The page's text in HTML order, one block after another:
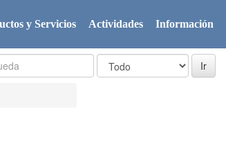
y Servicios Actividades Información